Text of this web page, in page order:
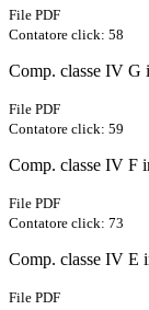
File PDF
Contatore click: 58
Comp. classe IV G
File PDF
Contatore click: 59
Comp. classe IV F
File PDF
Contatore click: 73
Comp. classe IV E
File PDF